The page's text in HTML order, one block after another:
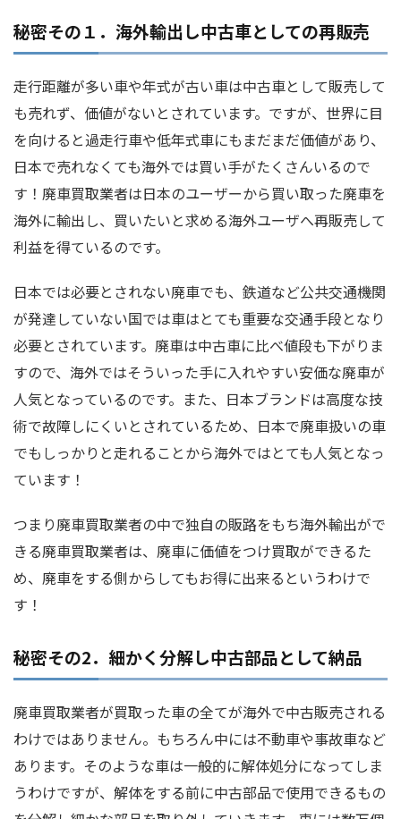
秘密その１．海外輸出し中古車としての再販売
走行距離が多い車や年式が古い車は中古車として販売して
も売れず、価値がないとされています。ですが、世界に目
を向けると過走行車や低年式車にもまだまだ価値があり、
日本で売れなくても海外では買い手がたくさんいるので
す！廃車買取業者は日本のユーザーから買い取った廃車を
海外に輸出し、買いたいと求める海外ユーザへ再販売して
利益を得ているのです。
日本では必要とされない廃車でも、鉄道など公共交通機関
が発達していない国では車はとても重要な交通手段となり
必要とされています。廃車は中古車に比べ値段も下がりま
すので、海外ではそういった手に入れやすい安価な廃車が
人気となっているのです。また、日本ブランドは高度な技
術で故障しにくいとされているため、日本で廃車扱いの車
でもしっかりと走れることから海外ではとても人気となっ
ています！
つまり廃車買取業者の中で独自の販路をもち海外輸出がで
きる廃車買取業者は、廃車に価値をつけ買取ができるた
め、廃車をする側からしてもお得に出来るというわけで
す！
秘密その2．細かく分解し中古部品として納品
廃車買取業者が買取った車の全てが海外で中古販売される
わけではありません。もちろん中には不動車や事故車など
あります。そのような車は一般的に解体処分になってしま
うわけですが、解体をする前に中古部品で使用できるもの